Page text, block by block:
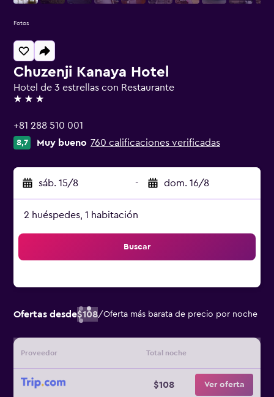
Chuzenji Kanaya Hotel
Hotel de 3 estrellas con Restaurante
3 estrellas
+81 288 510 001
8,7 Muy bueno 760 calificaciones verificadas
sáb. 15/8 - dom. 16/8
2 huéspedes, 1 habitación
Buscar
Ofertas desde$108/Oferta más barata de precio por noche
Proveedor Total noche
$108 Ver oferta
Fotos